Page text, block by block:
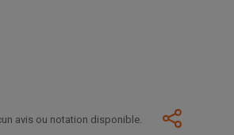
avis ou notation disponible.